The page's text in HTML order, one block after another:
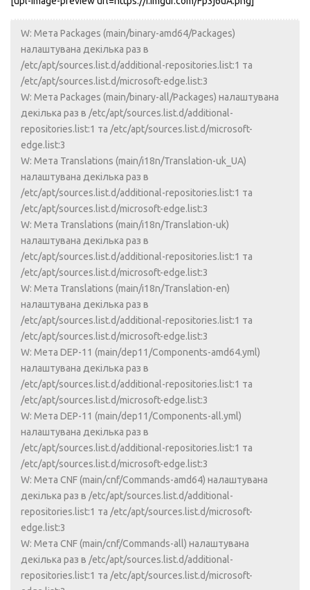
W: Мета Packages (main/binary-amd64/Packages)
налаштувана декілька раз в
/etc/apt/sources.list.d/additional-repositories.list:1 та
/etc/apt/sources.list.d/microsoft-edge.list:3
W: Мета Packages (main/binary-all/Packages) налаштувана
декілька раз в /etc/apt/sources.list.d/additional-
repositories.list:1 та /etc/apt/sources.list.d/microsoft-
edge.list:3
W: Мета Translations (main/i18n/Translation-uk_UA)
налаштувана декілька раз в
/etc/apt/sources.list.d/additional-repositories.list:1 та
/etc/apt/sources.list.d/microsoft-edge.list:3
W: Мета Translations (main/i18n/Translation-uk)
налаштувана декілька раз в
/etc/apt/sources.list.d/additional-repositories.list:1 та
/etc/apt/sources.list.d/microsoft-edge.list:3
W: Мета Translations (main/i18n/Translation-en)
налаштувана декілька раз в
/etc/apt/sources.list.d/additional-repositories.list:1 та
/etc/apt/sources.list.d/microsoft-edge.list:3
W: Мета DEP-11 (main/dep11/Components-amd64.yml)
налаштувана декілька раз в
/etc/apt/sources.list.d/additional-repositories.list:1 та
/etc/apt/sources.list.d/microsoft-edge.list:3
W: Мета DEP-11 (main/dep11/Components-all.yml)
налаштувана декілька раз в
/etc/apt/sources.list.d/additional-repositories.list:1 та
/etc/apt/sources.list.d/microsoft-edge.list:3
W: Мета CNF (main/cnf/Commands-amd64) налаштувана
декілька раз в /etc/apt/sources.list.d/additional-
repositories.list:1 та /etc/apt/sources.list.d/microsoft-
edge.list:3
W: Мета CNF (main/cnf/Commands-all) налаштувана
декілька раз в /etc/apt/sources.list.d/additional-
repositories.list:1 та /etc/apt/sources.list.d/microsoft-